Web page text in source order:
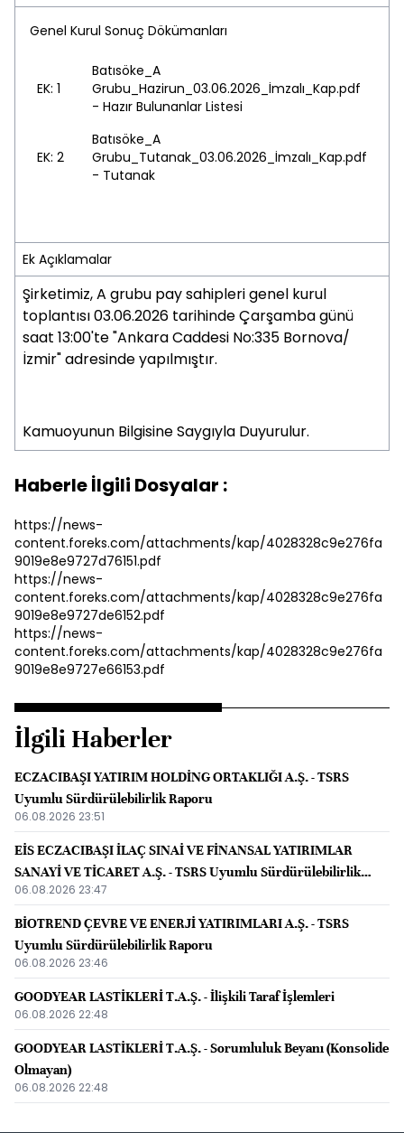
Genel Kurul Sonuç Dökümanları
EK: 1
Batısöke_A
Grubu_Hazirun_03.06.2026_İmzalı_Kap.pdf
- Hazır Bulunanlar Listesi
EK: 2
Batısöke_A
Grubu_Tutanak_03.06.2026_İmzalı_Kap.pdf
- Tutanak
Ek Açıklamalar
Şirketimiz, A grubu pay sahipleri genel kurul
toplantısı 03.06.2026 tarihinde Çarşamba günü
saat 13:00'te "Ankara Caddesi No:335 Bornova/
İzmir" adresinde yapılmıştır.
Kamuoyunun Bilgisine Saygıyla Duyurulur.
Haberle İlgili Dosyalar :
https://news-
content.foreks.com/attachments/kap/4028328c9e276fa
9019e8e9727d76151.pdf
https://news-
content.foreks.com/attachments/kap/4028328c9e276fa
9019e8e9727de6152.pdf
https://news-
content.foreks.com/attachments/kap/4028328c9e276fa
9019e8e9727e66153.pdf
İlgili Haberler
ECZACIBAŞI YATIRIM HOLDİNG ORTAKLIĞI A.Ş. - TSRS
Uyumlu Sürdürülebilirlik Raporu
06.08.2026 23:51
EİS ECZACIBAŞI İLAÇ SINAİ VE FİNANSAL YATIRIMLAR
SANAYİ VE TİCARET A.Ş. - TSRS Uyumlu Sürdürülebilirlik
Raporu
06.08.2026 23:47
BİOTREND ÇEVRE VE ENERJİ YATIRIMLARI A.Ş. - TSRS
Uyumlu Sürdürülebilirlik Raporu
06.08.2026 23:46
GOODYEAR LASTİKLERİ T.A.Ş. - İlişkili Taraf İşlemleri
06.08.2026 22:48
GOODYEAR LASTİKLERİ T.A.Ş. - Sorumluluk Beyanı (Konsolide
Olmayan)
06.08.2026 22:48